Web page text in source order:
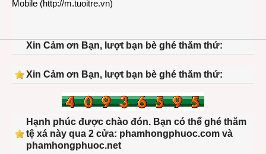
Mobile (http://m.tuoitre.vn)
Xin Cảm ơn Bạn, lượt bạn bè ghé thăm thứ:
Xin Cảm ơn Bạn, lượt bạn bè ghé thăm thứ:
Hạnh phúc được chào đón. Bạn có thể ghé thăm
tệ xá này qua 2 cửa: phamhongphuoc.com và
phamhongphuoc.net